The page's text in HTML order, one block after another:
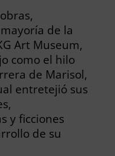
de la
Art Museum,
como el hilo
de Marisol,
entretejió sus
y ficciones
de su